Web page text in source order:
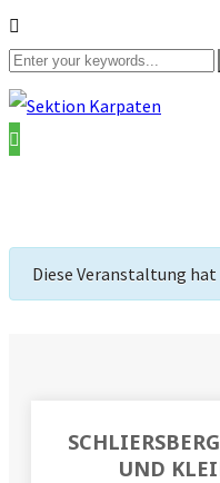
Diese Veranstaltung
UND